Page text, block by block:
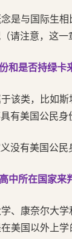
是与国际生
请注意，这一
和是否持绿卡
该类，比如
有美国公民身
没有美国公
中所在国家来
、康奈尔大
美国以外上